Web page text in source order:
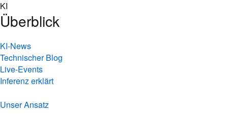
Skip
to
content
KI
Überblick
KI-News
Technischer Blog
Live-Events
Inferenz erklärt
Unser Ansatz